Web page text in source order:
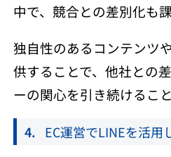
中で、競合との差別化も
独自性のあるコンテンツ
供することで、他社との
ーの関心を引き続けるこ
EC運営でLINEを活用